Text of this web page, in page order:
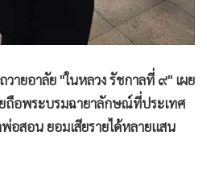
วายอาลัย "ในหลวง รัชกาลที่ ๙" เผย
ถือพระบรมฉายาลักษณ์ที่ประเทศ
อสอน ยอมเสียรายได้หลายแสน